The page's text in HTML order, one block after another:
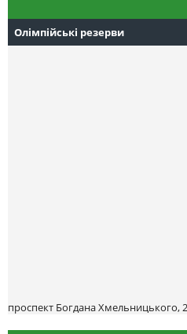
Олімпійські резерви
проспект Богдана Хмельницького,